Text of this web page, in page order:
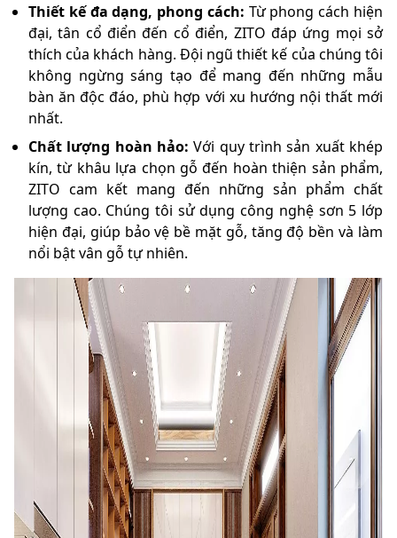
Thiết kế đa dạng, phong cách: Từ phong cách hiện
đại, tân cổ điển đến cổ điển, ZITO đáp ứng mọi sở
thích của khách hàng. Đội ngũ thiết kế của chúng tôi
không ngừng sáng tạo để mang đến những mẫu
bàn ăn độc đáo, phù hợp với xu hướng nội thất mới
nhất.
Chất lượng hoàn hảo: Với quy trình sản xuất khép
kín, từ khâu lựa chọn gỗ đến hoàn thiện sản phẩm,
ZITO cam kết mang đến những sản phẩm chất
lượng cao. Chúng tôi sử dụng công nghệ sơn 5 lớp
hiện đại, giúp bảo vệ bề mặt gỗ, tăng độ bền và làm
nổi bật vân gỗ tự nhiên.